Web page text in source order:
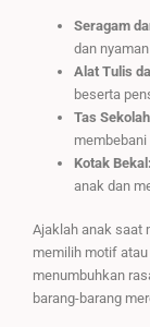
Seragam
dan
Alat Tulis
beserta
Tas
membebani
Kotak Bekal:
anak dan
Ajaklah anak saat
memilih motif
menumbuhkan
barang-barang